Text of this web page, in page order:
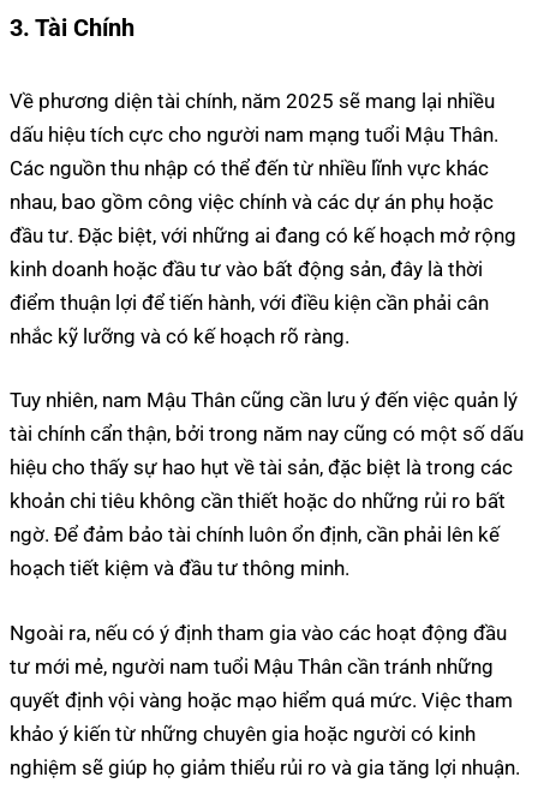
3. Tài Chính
Về phương diện tài chính, năm 2025 sẽ mang lại nhiều
dấu hiệu tích cực cho người nam mạng tuổi Mậu Thân.
Các nguồn thu nhập có thể đến từ nhiều lĩnh vực khác
nhau, bao gồm công việc chính và các dự án phụ hoặc
đầu tư. Đặc biệt, với những ai đang có kế hoạch mở rộng
kinh doanh hoặc đầu tư vào bất động sản, đây là thời
điểm thuận lợi để tiến hành, với điều kiện cần phải cân
nhắc kỹ lưỡng và có kế hoạch rõ ràng.
Tuy nhiên, nam Mậu Thân cũng cần lưu ý đến việc quản lý
tài chính cẩn thận, bởi trong năm nay cũng có một số dấu
hiệu cho thấy sự hao hụt về tài sản, đặc biệt là trong các
khoản chi tiêu không cần thiết hoặc do những rủi ro bất
ngờ. Để đảm bảo tài chính luôn ổn định, cần phải lên kế
hoạch tiết kiệm và đầu tư thông minh.
Ngoài ra, nếu có ý định tham gia vào các hoạt động đầu
tư mới mẻ, người nam tuổi Mậu Thân cần tránh những
quyết định vội vàng hoặc mạo hiểm quá mức. Việc tham
khảo ý kiến từ những chuyên gia hoặc người có kinh
nghiệm sẽ giúp họ giảm thiểu rủi ro và gia tăng lợi nhuận.